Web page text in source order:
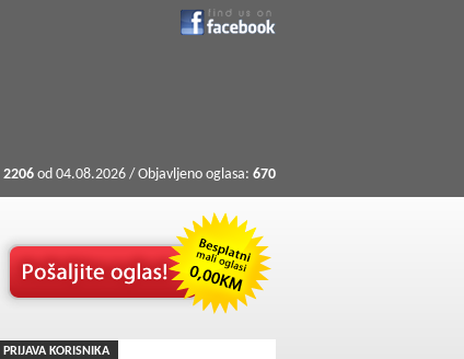
2206 od 04.08.2026 / Objavljeno oglasa: 670
PRIJAVA KORISNIKA